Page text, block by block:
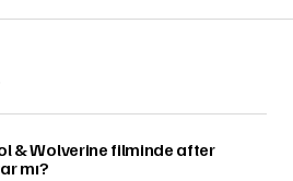
& Wolverine filminde after
mı?